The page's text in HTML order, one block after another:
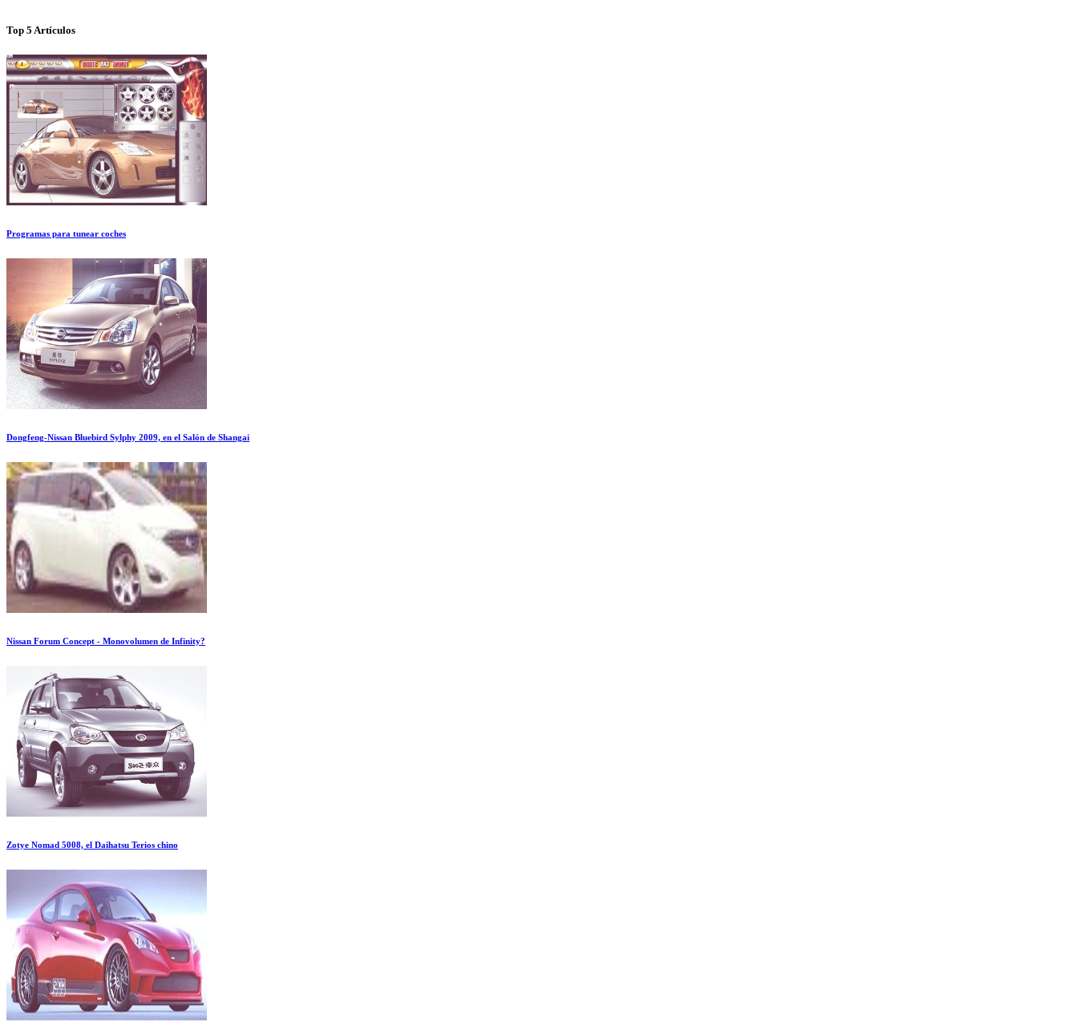
Top 5 Artículos
Programas para tunear coches
Dongfeng-Nissan Bluebird Sylphy 2009, en el Salón de Shangai
Nissan Forum Concept - Monovolumen de Infinity?
Zotye Nomad 5008, el Daihatsu Terios chino